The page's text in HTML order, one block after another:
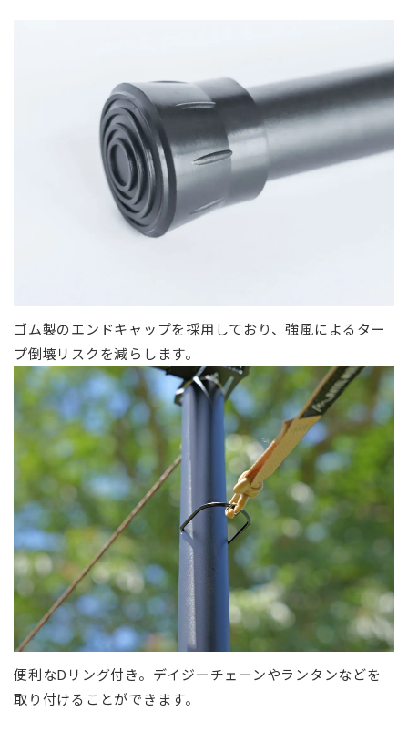
ゴム製のエンドキャップを採用しており、強風によるター
プ倒壊リスクを減らします。
便利なDリング付き。デイジーチェーンやランタンなどを
取り付けることができます。